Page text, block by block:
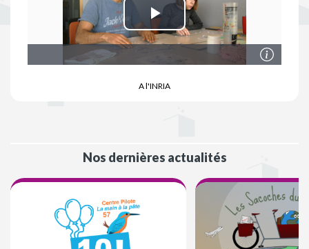
A l'INRIA
Nos dernières actualités